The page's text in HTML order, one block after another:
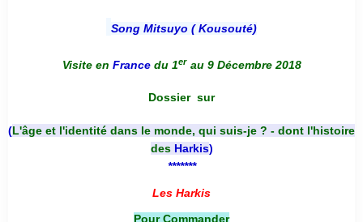
Song Mitsuyo ( Kousouté)
Visite en France du 1er au 9 Décembre 2018
Dossier sur
(L'âge et l'identité dans le monde, qui suis-je ? - dont l'histoire
des Harkis)
*******
Les Harkis
Pour Commander